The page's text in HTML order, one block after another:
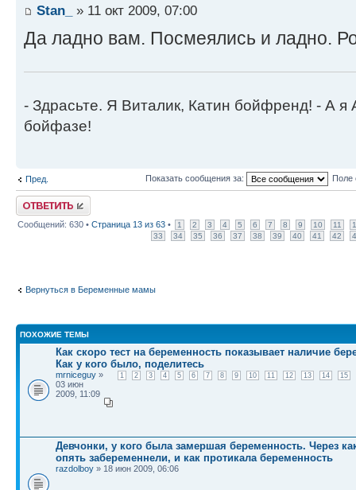
Stan_ » 11 окт 2009, 07:00
Да ладно вам. Посмеялись и ладно.
- Здрасьте. Я Виталик, Катин бойфренд! - А я
бойфазе!
Пред. Показать сообщения за: Поле
Ответить
Сообщений: 630 • Страница 13 из 63 • 1 2 3 4 5 6 7 8 9 10 11
33
34 35 36 37 38 39 40 41 42
Вернуться в Беременные мамы
ПОХОЖИЕ ТЕМЫ
Как скоро тест на беременность показывает наличие
Как у кого было, поделитесь
1 2 3 4 5 6 7 8 9 10 11 12 13 14 15
mrniceguy »
03 июн
2009, 11:09
Девчонки, у кого была замершая беременность. Через
опять забеременнели, и как протикала беременность
razdolboy » 18 июн 2009, 06:06